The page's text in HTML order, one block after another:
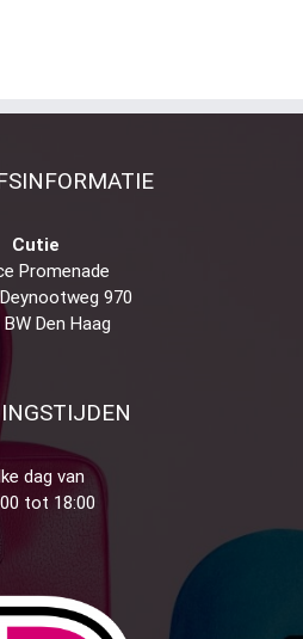
Cutie
Promenade
970
Den Haag
dag van
tot 18:00